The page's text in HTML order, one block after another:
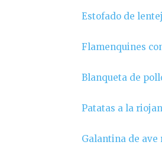
Estofado de
Flamenquines
Blanqueta de
Patatas a la
Galantina de ave